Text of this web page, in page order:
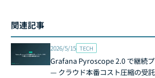
関連記事
2026/5/15 TECH
Grafana Pyroscope 2.0 で継続
— クラウド本番コスト圧縮の受